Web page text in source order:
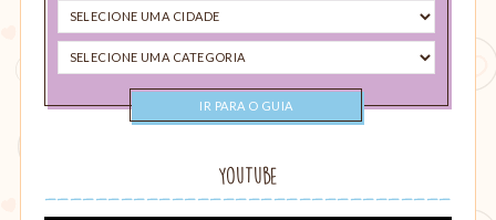
Selecione
uma
cidade
Selecione
uma
YouTube